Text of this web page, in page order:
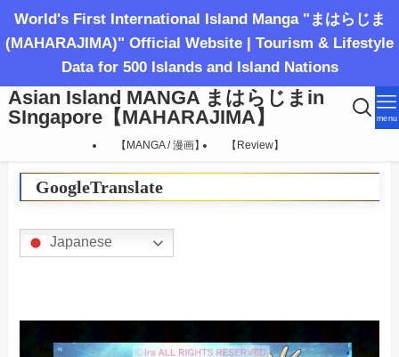
World's First International Island Manga "まはらじま
(MAHARAJIMA)" Official Website | Tourism & Lifestyle
Data for 500 Islands and Island Nations
Asian Island MANGA まはらじまin
SIngapore【MAHARAJIMA】
menu
【MANGA / 漫画】 【Review】
GoogleTranslate
Japanese